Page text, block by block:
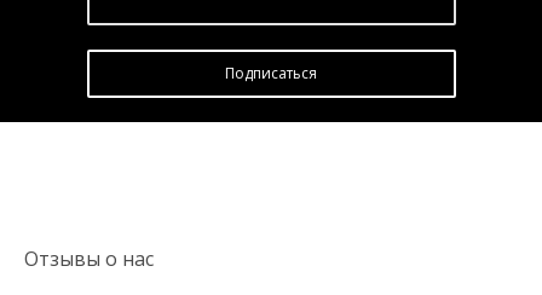
Подписатьcя
Отзывы о нас